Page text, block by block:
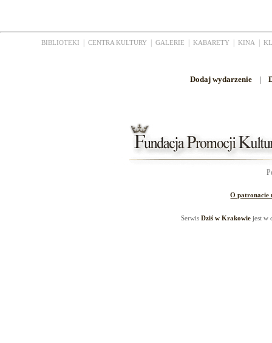
BIBLIOTEKI CENTRA KULTURY GALERIE KABARETY KINA
Dodaj wydarzenie |
O patronacie
SerwisDziś w Krakowie jest w